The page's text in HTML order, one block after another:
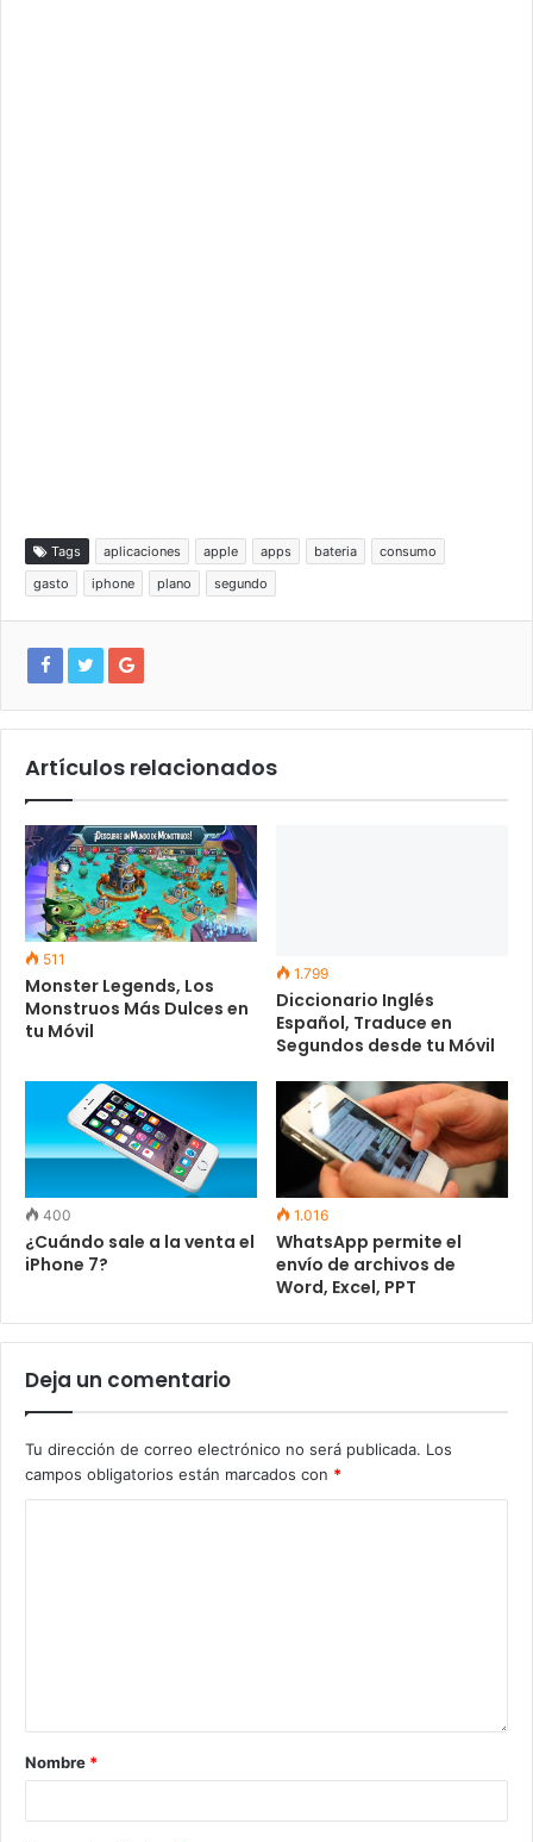
Tags aplicaciones apple apps bateria
consumo
gasto
iphone plano segundo
Artículos relacionados
511
Monster Legends, Los
Monstruos Más Dulces en
tu Móvil
1.799
Diccionario Inglés
Español, Traduce en
Segundos desde tu Móvil
400
¿Cuándo sale a la venta el
iPhone 7?
1.016
WhatsApp permite el
envío de archivos de
Word, Excel, PPT
Deja un comentario
Tu dirección de correo electrónico no será publicada. Los
campos obligatorios están marcados con *
Nombre *